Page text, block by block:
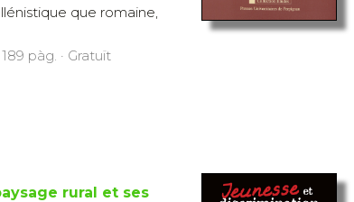
que romaine,
pàg. · Gratuït
rural et ses